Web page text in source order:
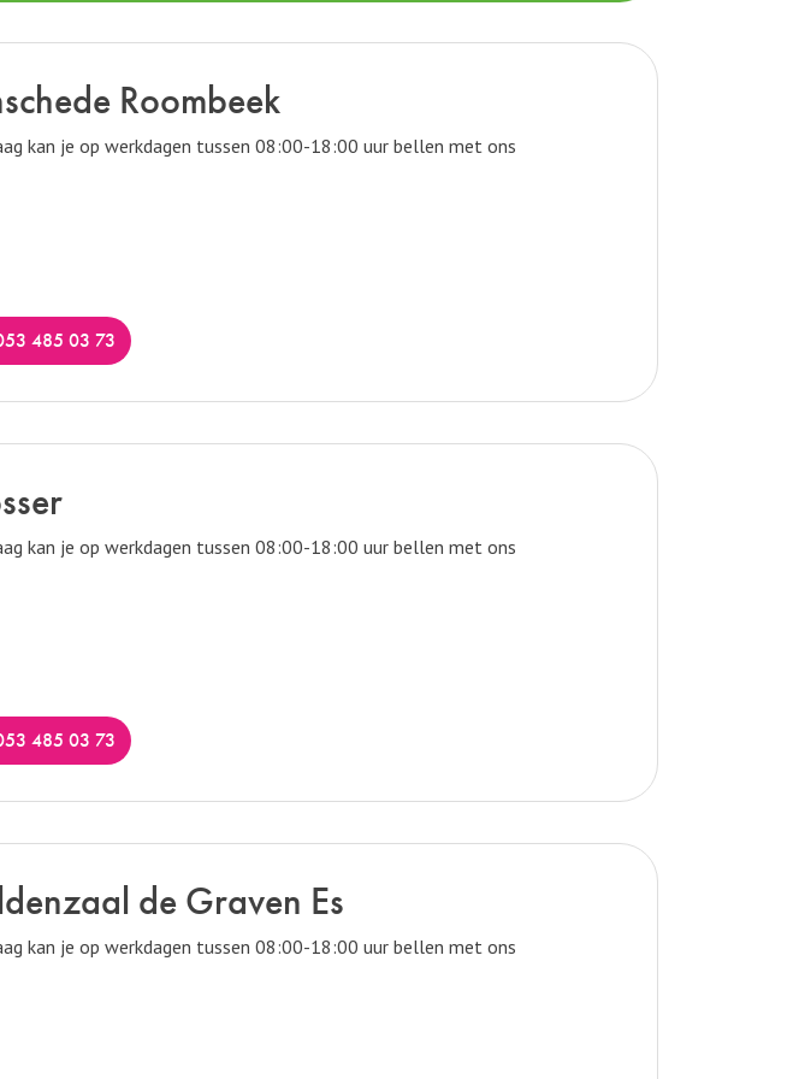
Roombeek
kan je op werkdagen tussen 08:00-18:00 uur bellen met ons
485 03 73
kan je op werkdagen tussen 08:00-18:00 uur bellen met ons
485 03 73
de Graven Es
kan je op werkdagen tussen 08:00-18:00 uur bellen met ons